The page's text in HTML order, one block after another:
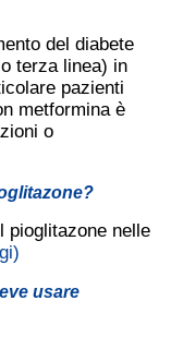
del diabete
terza linea) in
pazienti
metformina è
o
pioglitazone nelle
usare